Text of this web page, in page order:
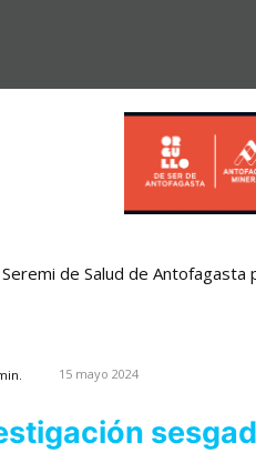
Seremi de Salud de
15 mayo 2024